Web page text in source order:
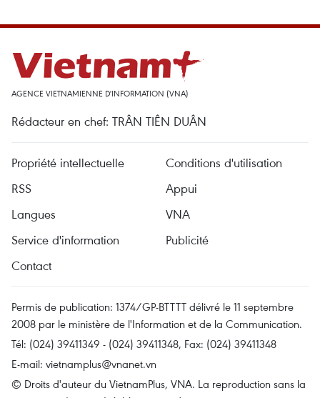
AGENCE VIETNAMIENNE D'INFORMATION (VNA)
Rédacteur en chef: TRÂN TIÊN DUÂN
Propriété intellectuelle
Conditions d'utilisation
RSS
Appui
Langues
VNA
Service d'information
Publicité
Contact
Permis de publication: 1374/GP-BTTTT délivré le 11 septembre
2008 par le ministère de l'Information et de la Communication.
Tél: (024) 39411349 - (024) 39411348, Fax: (024) 39411348
E-mail: vietnamplus@vnanet.vn
© Droits d'auteur du VietnamPlus, VNA. La reproduction sans la